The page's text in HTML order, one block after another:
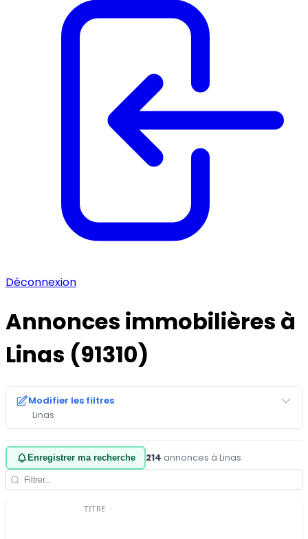
Déconnexion
Annonces immobilières à
Linas (91310)
Modifier les filtres
Linas
Enregistrer ma recherche 214 annonces à Linas·
TITRE